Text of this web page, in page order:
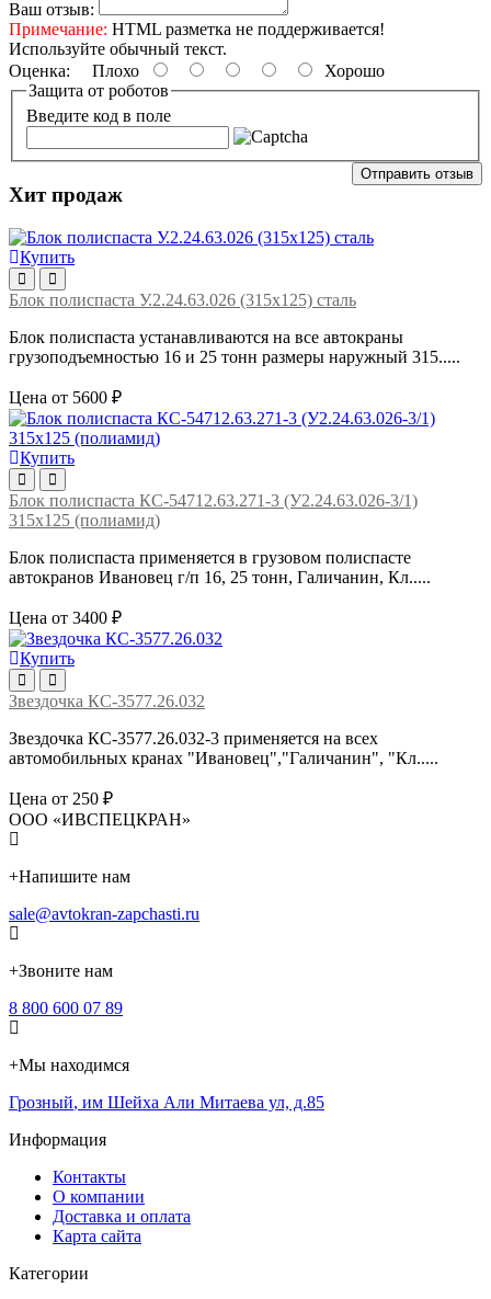
Ваш отзыв:
Примечание: HTML разметка не поддерживается!
Используйте обычный текст.
Оценка: Плохо
Хорошо
Защита от роботов
Введите код в поле
Отправить отзыв
Хит продаж
Купить
Блок полиспаста У.2.24.63.026 (315х125) сталь
Блок полиспаста устанавливаются на все автокраны
грузоподъемностью 16 и 25 тонн размеры наружный 315.....
Цена от 5600 ₽
Купить
Блок полиспаста КС-54712.63.271-3 (У2.24.63.026-3/1)
315х125 (полиамид)
Блок полиспаста применяется в грузовом полиспасте
автокранов Ивановец г/п 16, 25 тонн, Галичанин, Кл.....
Цена от 3400 ₽
Купить
Звездочка КС-3577.26.032
Звездочка КС-3577.26.032-3 применяется на всех
автомобильных кранах "Ивановец","Галичанин", "Кл.....
Цена от 250 ₽
ООО «ИВСПЕЦКРАН»
+Напишите нам
sale@avtokran-zapchasti.ru
+Звоните нам
8 800 600 07 89
+Мы находимся
Грозный, им Шейха Али Митаева ул, д.85
Информация
Контакты
О компании
Доставка и оплата
Карта сайта
Категории